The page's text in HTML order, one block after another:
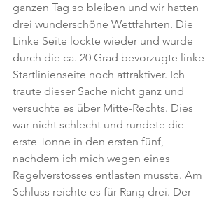
ganzen Tag so bleiben und wir hatten
drei wunderschöne Wettfahrten. Die
Linke Seite lockte wieder und wurde
durch die ca. 20 Grad bevorzugte linke
Startlinienseite noch attraktiver. Ich
traute dieser Sache nicht ganz und
versuchte es über Mitte-Rechts. Dies
war nicht schlecht und rundete die
erste Tonne in den ersten fünf,
nachdem ich mich wegen eines
Regelverstosses entlasten musste. Am
Schluss reichte es für Rang drei. Der